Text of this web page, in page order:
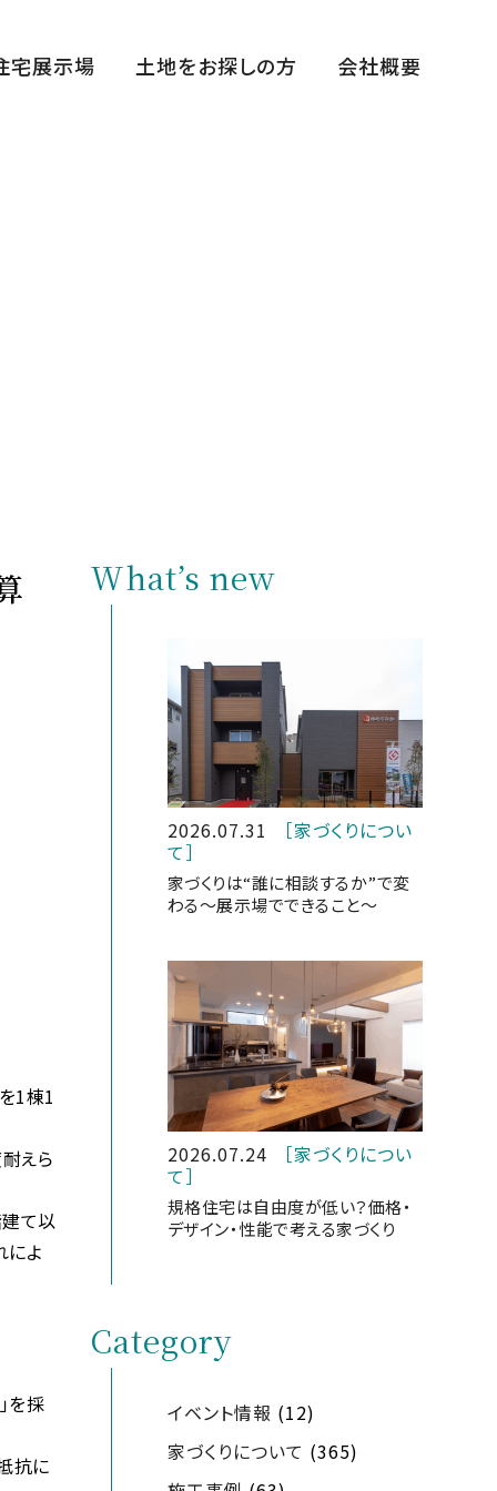
宅展示場 土地をお探しの方 会社概要
1棟1
えら
て以
によ
を採
抗に
What’s new
2026.07.31
［家づくりについ
て］
家づくりは“誰に相談するか”で変
わる～展示場でできること～
2026.07.24
［家づくりについ
て］
規格住宅は自由度が低い？価格・
デザイン・性能で考える家づくり
Category
イベント情報 (12)
家づくりについて (365)